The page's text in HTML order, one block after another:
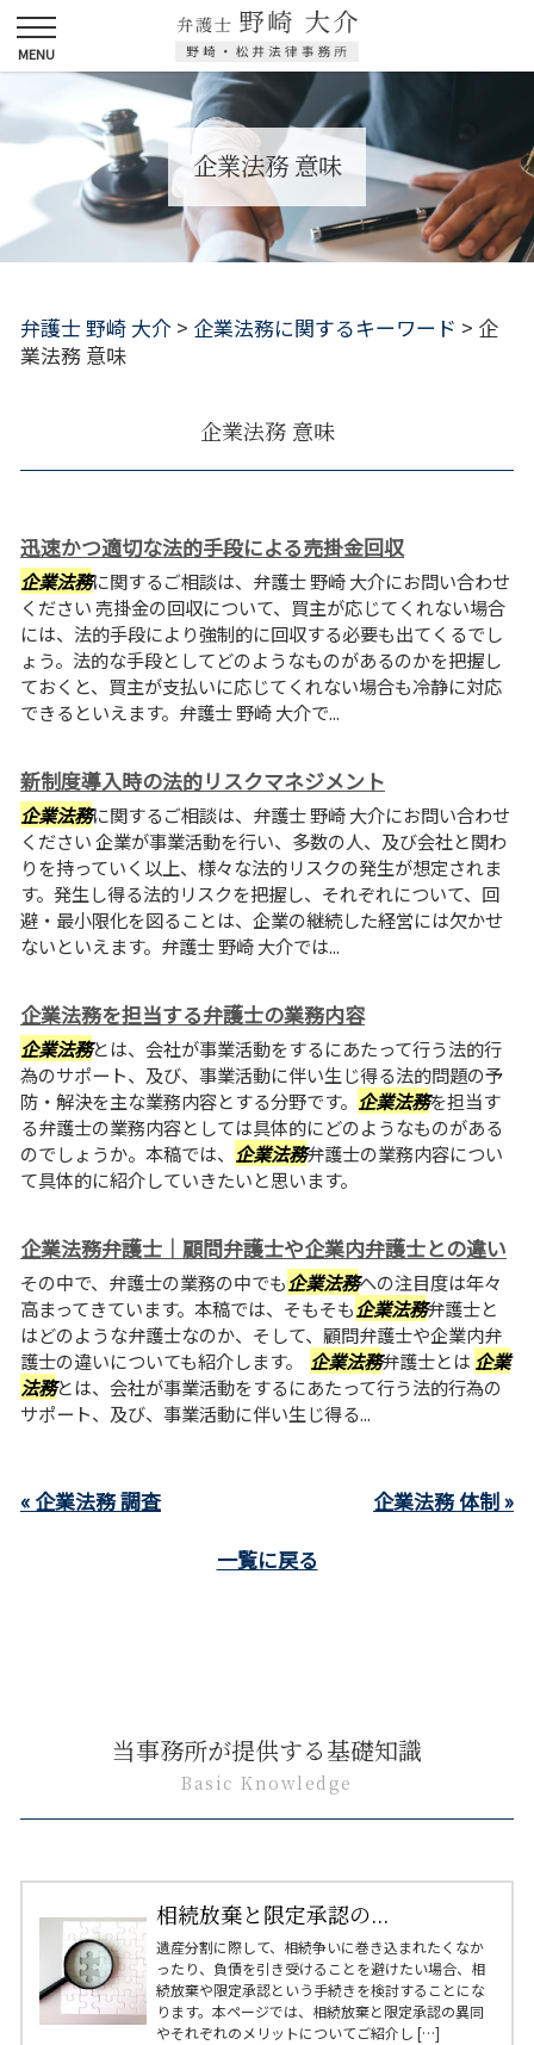
企業法務 意味
弁護士 野崎 大介 > 企業法務に関するキーワード > 企
業法務 意味
企業法務 意味
迅速かつ適切な法的手段による売掛金回収
企業法務に関するご相談は、弁護士 野崎 大介にお問い合わせ
ください 売掛金の回収について、買主が応じてくれない場合
には、法的手段により強制的に回収する必要も出てくるでし
ょう。法的な手段としてどのようなものがあるのかを把握し
ておくと、買主が支払いに応じてくれない場合も冷静に対応
できるといえます。弁護士 野崎 大介で...
新制度導入時の法的リスクマネジメント
企業法務に関するご相談は、弁護士 野崎 大介にお問い合わせ
ください 企業が事業活動を行い、多数の人、及び会社と関わ
りを持っていく以上、様々な法的リスクの発生が想定されま
す。発生し得る法的リスクを把握し、それぞれについて、回
避・最小限化を図ることは、企業の継続した経営には欠かせ
ないといえます。弁護士 野崎 大介では...
企業法務を担当する弁護士の業務内容
企業法務とは、会社が事業活動をするにあたって行う法的行
為のサポート、及び、事業活動に伴い生じ得る法的問題の予
防・解決を主な業務内容とする分野です。 企業法務を担当す
る弁護士の業務内容としては具体的にどのようなものがある
のでしょうか。本稿では、 企業法務弁護士の業務内容につい
て具体的に紹介していきたいと思います。
企業法務弁護士｜顧問弁護士や企業内弁護士との違い
その中で、弁護士の業務の中でも企業法務への注目度は年々
高まってきています。本稿では、そもそも企業法務弁護士と
はどのような弁護士なのか、そして、顧問弁護士や企業内弁
護士の違いについても紹介します。 企業法務弁護士とは 企業
法務とは、会社が事業活動をするにあたって行う法的行為の
サポート、及び、事業活動に伴い生じ得る...
« 企業法務 調査
企業法務 体制 »
一覧に戻る
当事務所が提供する基礎知識
Basic Knowledge
相続放棄と限定承認の...
遺産分割に際して、相続争いに巻き込まれたくなか
ったり、負債を引き受けることを避けたい場合、相
続放棄や限定承認という手続きを検討することにな
ります。本ページでは、相続放棄と限定承認の異同
やそれぞれのメリットについてご紹介し […]